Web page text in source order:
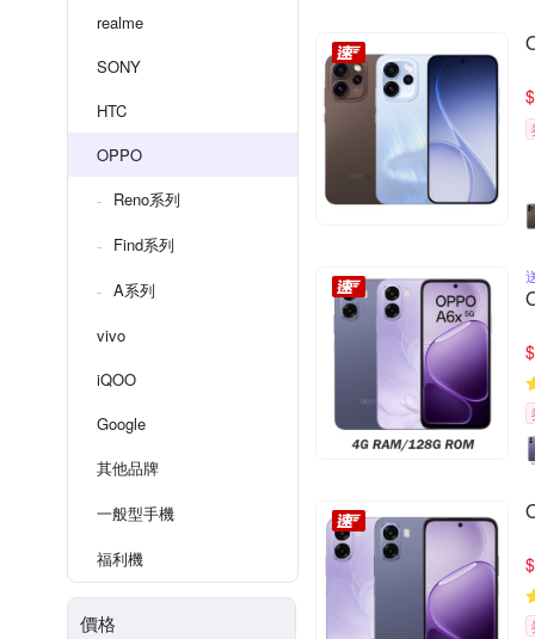
realme
SONY
HTC
OPPO
Reno系列
Find系列
A系列
vivo
iQOO
Google
其他品牌
一般型手機
福利機
價格
$
$
$